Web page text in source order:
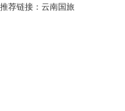
推荐链接： 云南国旅